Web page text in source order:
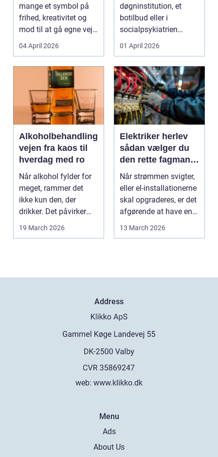
mange et symbol på
frihed, kreativitet og
mod til at gå egne veje.
Den samme ånd ...
04 April 2026
døgninstitution, et
botilbud eller i
socialpsykiatrien
pludselig ændrer sig,
kan...
01 April 2026
Alkoholbehandling
vejen fra kaos til
hverdag med ro
Når alkohol fylder for
meget, rammer det
ikke kun den, der
drikker. Det påvirker
også familie, arbej...
19 March 2026
Elektriker herlev
sådan vælger du
den rette fagmand
til dine el-opgaver
Når strømmen svigter,
eller el-installationerne
skal opgraderes, er det
afgørende at have en
pålidel...
13 March 2026
Address
web: www.klikko.dk
Menu
Ads
About Us